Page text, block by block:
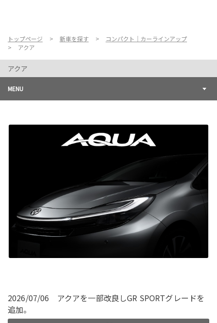
新車を探す
中古車を探す
お得情報
地域応援活動
企業情報
採用情報
法人のお客様
各種予約
事故・故障受付センター
24時間,365日対応
トップページ 新車を探す
コンパクト｜カーラインアップ
アクア
アクア
MENU
2026/07/06 アクアを一部改良しGR SPORTグレードを
追加。